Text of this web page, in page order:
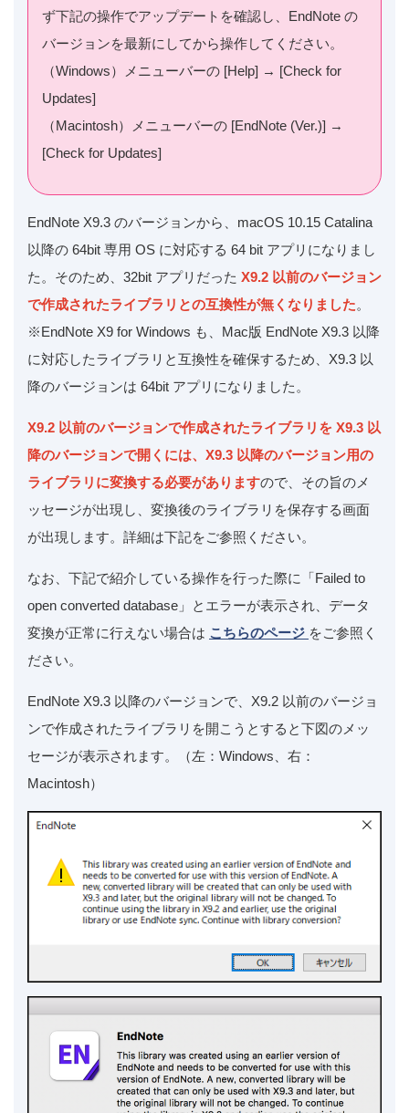
ず下記の操作でアップデートを確認し、EndNote の
バージョンを最新にしてから操作してください。
（Windows）メニューバーの [Help] → [Check for
Updates]
（Macintosh）メニューバーの [EndNote (Ver.)] →
[Check for Updates]
EndNote X9.3 のバージョンから、macOS 10.15 Catalina
以降の 64bit 専用 OS に対応する 64 bit アプリになりまし
た。そのため、32bit アプリだった X9.2 以前のバージョン
で作成されたライブラリとの互換性が無くなりました。
※EndNote X9 for Windows も、Mac版 EndNote X9.3 以降
に対応したライブラリと互換性を確保するため、X9.3 以
降のバージョンは 64bit アプリになりました。
X9.2 以前のバージョンで作成されたライブラリを X9.3 以
降のバージョンで開くには、X9.3 以降のバージョン用の
ライブラリに変換する必要がありますので、その旨のメ
ッセージが出現し、変換後のライブラリを保存する画面
が出現します。詳細は下記をご参照ください。
なお、下記で紹介している操作を行った際に「Failed to
open converted database」とエラーが表示され、データ
変換が正常に行えない場合は こちらのページ をご参照く
ださい。
EndNote X9.3 以降のバージョンで、X9.2 以前のバージョ
ンで作成されたライブラリを開こうとすると下図のメッ
セージが表示されます。（左：Windows、右：
Macintosh）